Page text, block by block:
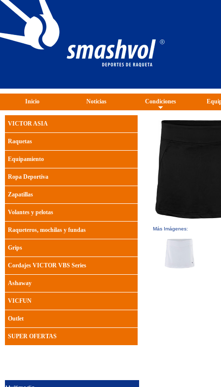
Inicio Noticias Condiciones
Más Imágenes:
VICTOR ASIA
Raquetas
Equipamiento
Ropa Deportiva
Zapatillas
Volantes y pelotas
Raqueteros, mochilas y fundas
Grips
Cordajes VICTOR VBS Series
Ashaway
VICFUN
Outlet
SUPER OFERTAS